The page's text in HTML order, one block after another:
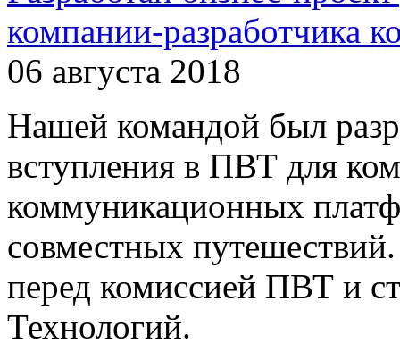
компании-разработчика
06 августа 2018
Нашей командой был
вступления в ПВТ для
коммуникационных
совместных
перед комиссией ПВТ и
Технологий.